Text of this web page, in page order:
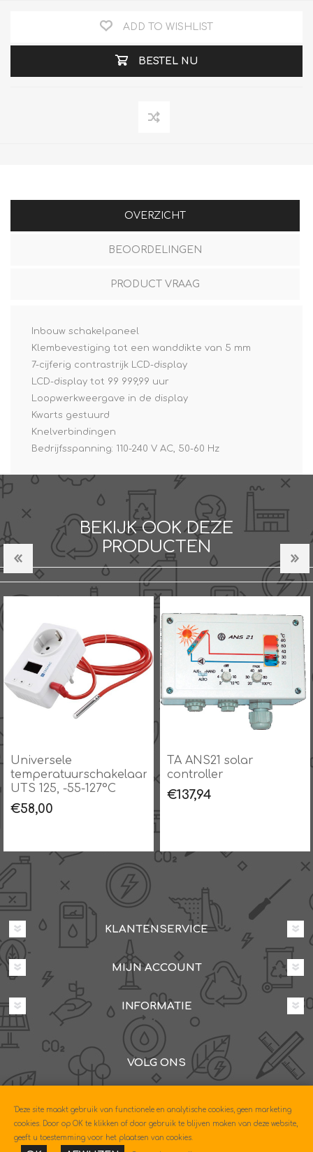
ADD TO WISHLIST
BESTEL NU
OVERZICHT
BEOORDELINGEN
PRODUCT VRAAG
Inbouw schakelpaneel
Klembevestiging tot een wanddikte van 5 mm
7-cijferig contrastrijk LCD-display
LCD-display tot 99 999,99 uur
Loopwerkweergave in de display
Kwarts gestuurd
Knelverbindingen
Bedrijfsspanning: 110-240 V AC, 50-60 Hz
BEKIJK OOK DEZE
PRODUCTEN
Universele
temperatuurschakelaar
UTS 125, -55-127°C
€58,00
TA ANS21 solar
controller
€137,94
KLANTENSERVICE
MIJN ACCOUNT
INFORMATIE
VOLG ONS
085-0604630
'Deze site maakt gebruik van functionele en analytische cookies, geen marketing
cookies. Door op OK te klikken of door gebruik te blijven maken van deze website,
geeft u toestemming voor het plaatsen van cookies.